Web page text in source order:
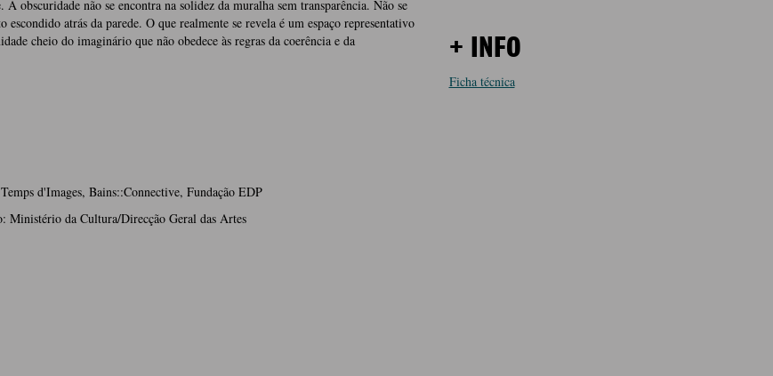
A obscuridade não se encontra na solidez da muralha sem transparência. Não se
escondido atrás da parede. O que realmente se revela é um espaço representativo
cheio do imaginário que não obedece às regras da coerência e da
d'Images, Bains::Connective, Fundação EDP
Ministério da Cultura/Direcção Geral das Artes
+ INFO
Ficha técnica